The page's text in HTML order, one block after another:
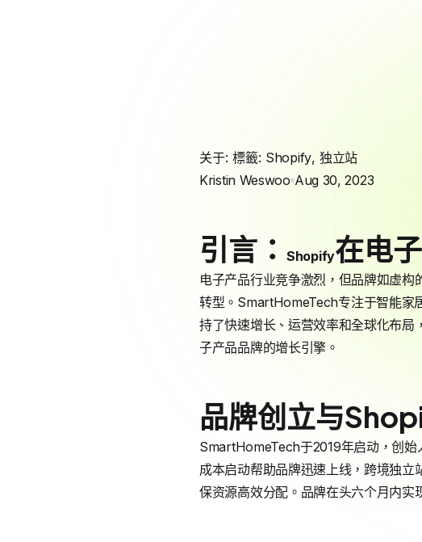
关于: 標籤: Shopify, 独立站
Kristin Weswoo Aug 30, 2023
引言： Shopify在电
电子产品行业竞争激烈，但品牌如虚
转型。SmartHomeTech专注于智能家
持了快速增长、运营效率和全球化布
子产品品牌的增长引擎。
品牌创立与
SmartHomeTech于2019年启动，创
成本启动帮助品牌迅速上线，跨境独
保资源高效分配。品牌在头六个月内